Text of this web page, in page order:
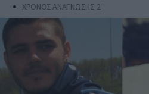
ΧΡΟΝΟΣ ΑΝΑΓΝΩΣΗΣ 2 '